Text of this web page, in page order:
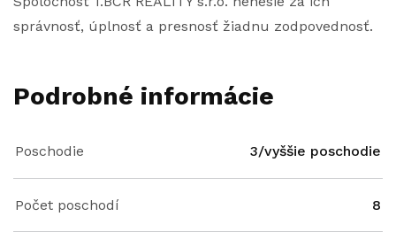
správnosť, úplnosť a presnosť žiadnu zodpovednosť.
Podrobné informácie
Poschodie 3/vyššie poschodie
Počet poschodí 8